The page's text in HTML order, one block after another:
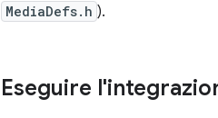
MediaDefs.h ).
Eseguire